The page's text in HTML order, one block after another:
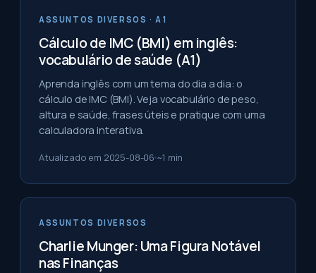
ASSUNTOS DIVERSOS · A1
Cálculo de IMC (BMI) em inglês:
vocabulário de saúde (A1)
Aprenda inglês com um tema do dia a dia: o
cálculo de IMC (BMI). Veja vocabulário de peso,
altura e saúde, frases úteis e pratique com uma
calculadora interativa.
Atualizado em 2025-08-06 ~1 min
ASSUNTOS DIVERSOS
Charlie Munger: Uma Figura Notável
nas Finanças